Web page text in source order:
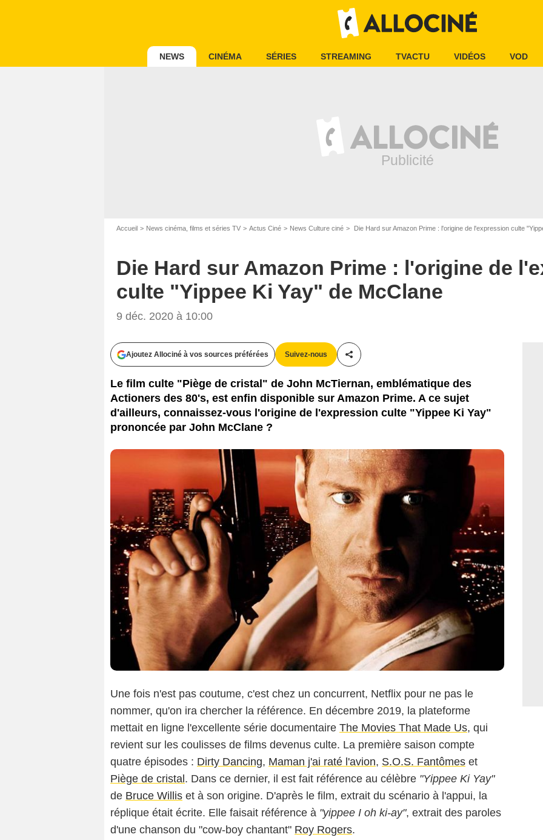
NEWS CINÉMA SÉRIES STREAMING TVACTU VIDÉOS VOD
Accueil News cinéma, films et séries TV Actus Ciné News Culture ciné Die Hard sur Amazon Prime : l'origine de l'expression culte
Die Hard sur Amazon Prime : l'origine de
culte "Yippee Ki Yay" de McClane
9 déc. 2020 à 10:00
Ajoutez Allociné à vos sources préférées Suivez-nous
Partager cet article
Le film culte "Piège de cristal" de John McTiernan, emblématique des
Actioners des 80's, est enfin disponible sur Amazon Prime. A ce sujet
d'ailleurs, connaissez-vous l'origine de l'expression culte "Yippee Ki Yay"
prononcée par John McClane ?
Twentieth Century Fox
Une fois n'est pas coutume, c'est chez un concurrent, Netflix pour ne pas le
nommer, qu'on ira chercher la référence. En décembre 2019, la plateforme
mettait en ligne l'excellente série documentaire The Movies That Made Us, qui
revient sur les coulisses de films devenus culte. La première saison compte
quatre épisodes : Dirty Dancing, Maman j'ai raté l'avion, S.O.S. Fantômes et
Piège de cristal . Dans ce dernier, il est fait référence au célèbre "Yippee Ki Yay"
de Bruce Willis et à son origine. D'après le film, extrait du scénario à l'appui, la
réplique était écrite. Elle faisait référence à "yippee I oh ki-ay", extrait des paroles
d'une chanson du "cow-boy chantant" Roy Rogers.